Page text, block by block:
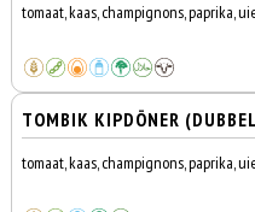
tomaat, kaas, champignons, paprika,
TOMBIK KIPDÖNER
tomaat, kaas, champignons, paprika,